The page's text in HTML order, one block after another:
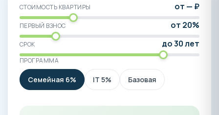
СТОИМОСТЬ КВАРТИРЫ от — ₽
ПЕРВЫЙ ВЗНОС от 20%
СРОК до 30 лет
ПРОГРАММА
Семейная 6% IT 5% Базовая